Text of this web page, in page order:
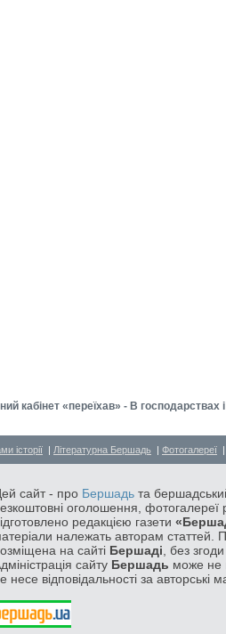
кабінет «переїхав» - В
історії | Літературна Бершадь | Фотогалереї
сайт - про Бершадь та
оголошення, фотогалереї
редакцією газети
належать авторам статтей.
на сайті Бершаді , без
сайту Бершадь може не
несе відповідальності за авторські